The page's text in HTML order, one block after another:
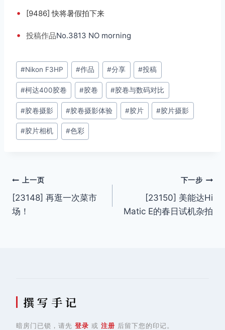
• [9486] 快将暑假拍下来
• 投稿作品No.3813 NO morning
文
章
标
签：
#Nikon F3HP #作品 #分享 #投稿
#柯达400胶卷 #胶卷 #胶卷与数码对比
#胶卷摄影 #胶卷摄影体验 #胶片 #胶片摄影
#胶片相机 #色彩
文
章
上一页
[23148] 再逛一次菜市
场！
下一步
[23150] 美能达Hi
Matic E的春日试机杂拍
撰 写 手 记
暗房门已锁，请先 登录 或 注册 后留下您的印记。